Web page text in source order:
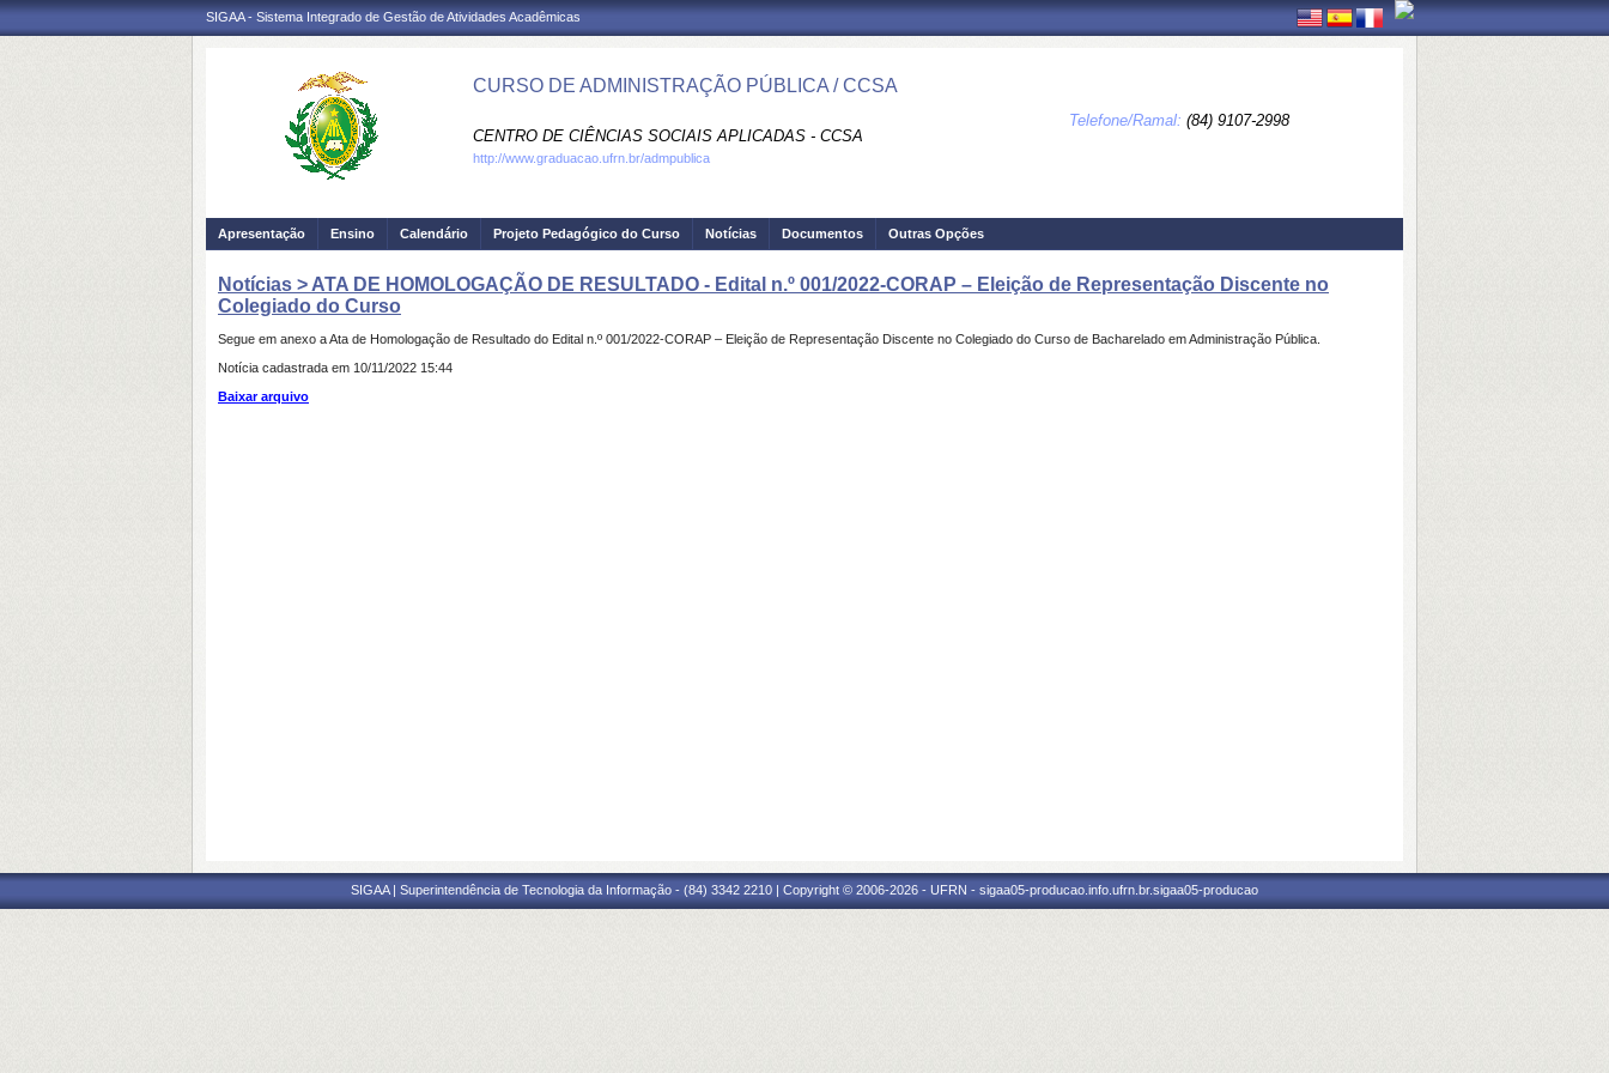
SIGAA - Sistema Integrado de Gestão de Atividades Acadêmicas
CURSO DE ADMINISTRAÇÃO PÚBLICA / CCSA
CENTRO DE CIÊNCIAS SOCIAIS APLICADAS - CCSA
Telefone/Ramal: (84) 9107-2998
http://www.graduacao.ufrn.br/admpublica
Apresentação Ensino Calendário Projeto Pedagógico do Curso Notícias Documentos Outras Opções
Notícias > ATA DE HOMOLOGAÇÃO DE RESULTADO - Edital n.º 001/2022-CORAP – Eleição de Representação Discente no
Colegiado do Curso
Segue em anexo a Ata de Homologação de Resultado do Edital n.º 001/2022-CORAP – Eleição de Representação Discente no Colegiado do Curso de Bacharelado em Administração Pública.
Notícia cadastrada em 10/11/2022 15:44
Baixar arquivo
SIGAA | Superintendência de Tecnologia da Informação - (84) 3342 2210 | Copyright © 2006-2026 - UFRN - sigaa05-producao.info.ufrn.br.sigaa05-producao